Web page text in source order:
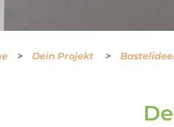
Dein Projekt